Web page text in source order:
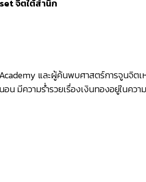
และผู้ค้นพบศาสตร์การจูนจิตเห
น มีความร่ำรวยเรื่องเงินทองอยู่ในควา